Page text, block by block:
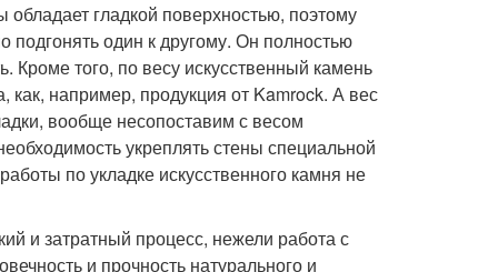
гладкой поверхностью, поэтому
подгонять один к другому. Он полностью
Кроме того, по весу искусственный камень
как, например, продукция от Kamrock. А вес
вообще несопоставим с весом
укреплять стены специальной
по укладке искусственного камня не
и затратный процесс, нежели работа с
и прочность натурального и